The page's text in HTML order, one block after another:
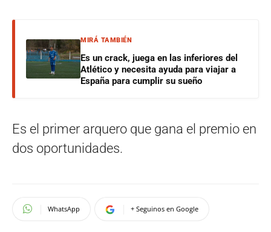
MIRÁ TAMBIÉN
Es un crack, juega en las inferiores del
Atlético y necesita ayuda para viajar a
España para cumplir su sueño
Es el primer arquero que gana el premio en
dos oportunidades.
WhatsApp + Seguinos en Google